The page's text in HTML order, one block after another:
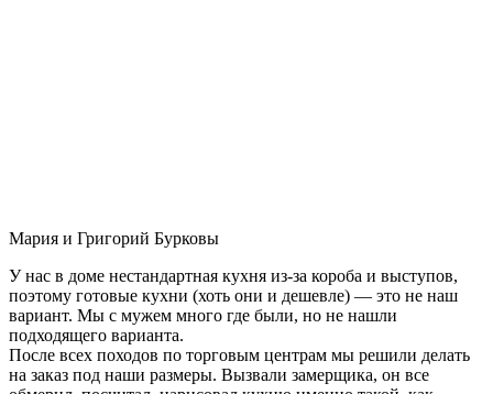
Мария и Григорий Бурковы
У нас в доме нестандартная кухня из-за короба и выступов,
поэтому готовые кухни (хоть они и дешевле) — это не наш
вариант. Мы с мужем много где были, но не нашли
подходящего варианта.
После всех походов по торговым центрам мы решили делать
на заказ под наши размеры. Вызвали замерщика, он все